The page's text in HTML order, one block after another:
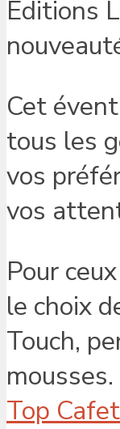
Éditions
Cet
tous les
vos
vos
Pour
le choix
Touch,
Top